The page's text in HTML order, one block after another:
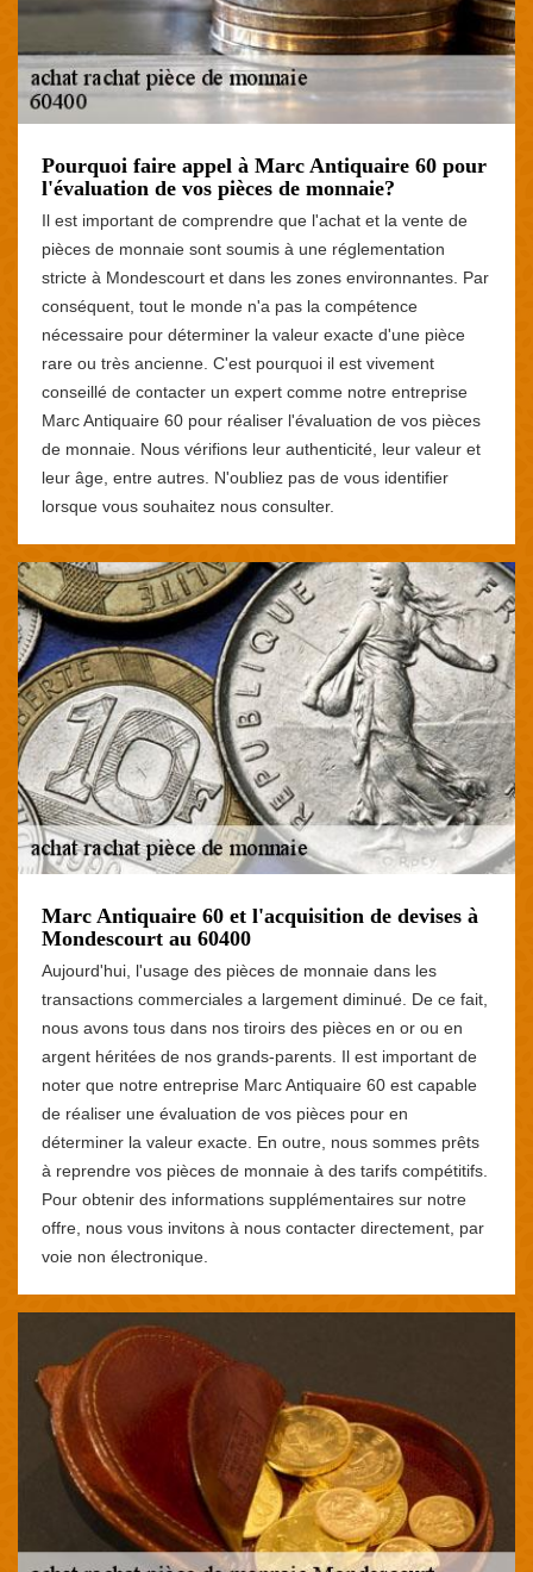
Pourquoi faire appel à Marc Antiquaire 60 pour
l'évaluation de vos pièces de monnaie?
Il est important de comprendre que l'achat et la vente de
pièces de monnaie sont soumis à une réglementation
stricte à Mondescourt et dans les zones environnantes. Par
conséquent, tout le monde n'a pas la compétence
nécessaire pour déterminer la valeur exacte d'une pièce
rare ou très ancienne. C'est pourquoi il est vivement
conseillé de contacter un expert comme notre entreprise
Marc Antiquaire 60 pour réaliser l'évaluation de vos pièces
de monnaie. Nous vérifions leur authenticité, leur valeur et
leur âge, entre autres. N'oubliez pas de vous identifier
lorsque vous souhaitez nous consulter.
Marc Antiquaire 60 et l'acquisition de devises à
Mondescourt au 60400
Aujourd'hui, l'usage des pièces de monnaie dans les
transactions commerciales a largement diminué. De ce fait,
nous avons tous dans nos tiroirs des pièces en or ou en
argent héritées de nos grands-parents. Il est important de
noter que notre entreprise Marc Antiquaire 60 est capable
de réaliser une évaluation de vos pièces pour en
déterminer la valeur exacte. En outre, nous sommes prêts
à reprendre vos pièces de monnaie à des tarifs compétitifs.
Pour obtenir des informations supplémentaires sur notre
offre, nous vous invitons à nous contacter directement, par
voie non électronique.